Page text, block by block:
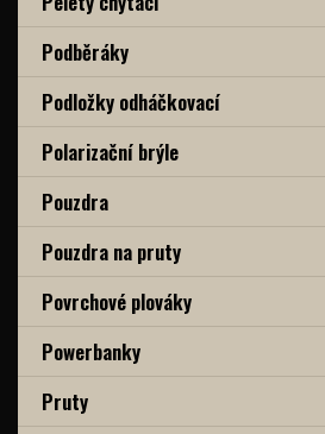
Podběráky
Podložky odháčkovací
Polarizační brýle
Pouzdra
Pouzdra na pruty
Povrchové plováky
Powerbanky
Pruty